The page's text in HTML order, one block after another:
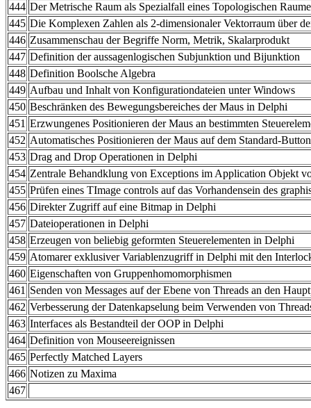
444 Der Metrische Raum als Spezialfall eines Topologischen
445 Die Komplexen Zahlen als 2-dimensionaler Vektorraum über
446 Zusammenschau der Begriffe Norm, Metrik, Skalarprodukt
447 Definition der aussagenlogischen Subjunktion und Bijunktion
448 Definition Boolsche Algebra
449 Aufbau und Inhalt von Konfigurationdateien unter Windows
450 Beschränken des Bewegungsbereiches der Maus in Delphi
451 Erzwungenes Positionieren der Maus an bestimmten
452 Automatisches Positionieren der Maus auf dem Standard-
453 Drag and Drop Operationen in Delphi
454 Zentrale Behandklung von Exceptions im Application Objekt
455 Prüfen eines TImage controls auf das Vorhandensein des
456 Direkter Zugriff auf eine Bitmap in Delphi
457 Dateioperationen in Delphi
458 Erzeugen von beliebig geformten Steuerelementen in Delphi
459 Atomarer exklusiver Variablenzugriff in Delphi mit den
460 Eigenschaften von Gruppenhomomorphismen
461 Senden von Messages auf der Ebene von Threads an den
462 Verbesserung der Datenkapselung beim Verwenden von
463 Interfaces als Bestandteil der OOP in Delphi
464 Definition von Mouseereignissen
465 Perfectly Matched Layers
466 Notizen zu Maxima
467